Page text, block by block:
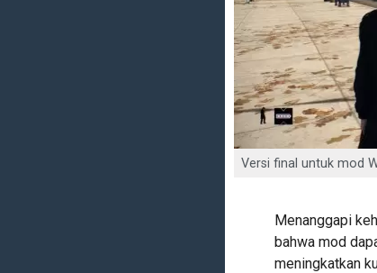
Versi final untuk mod
Menanggapi
bahwa mod
meningkatkan